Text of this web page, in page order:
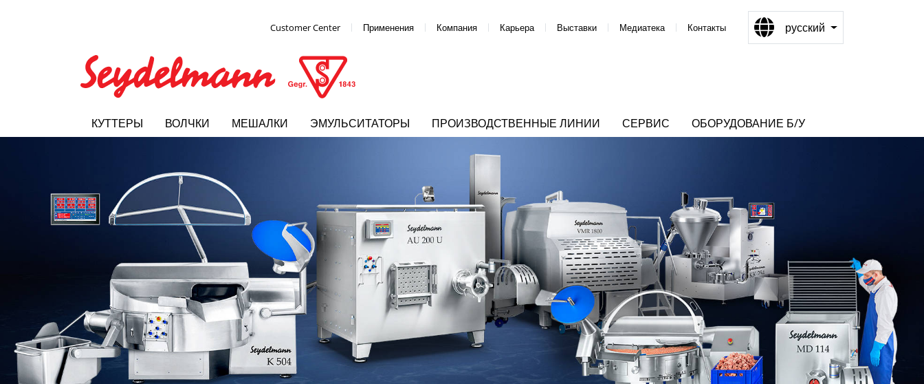
Customer Center Применения Компания Карьера Выставки Медиатека Контакты русский
КУТТЕРЫ ВОЛЧКИ МЕШАЛКИ ЭМУЛЬСИТАТОРЫ ПРОИЗВОДСТВЕННЫЕ ЛИНИИ СЕРВИС ОБОРУДОВАНИЕ Б/У